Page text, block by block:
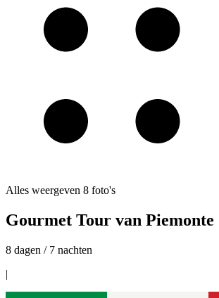
Alles weergeven 8 foto's
Gourmet Tour van Piemonte
8 dagen / 7 nachten
|